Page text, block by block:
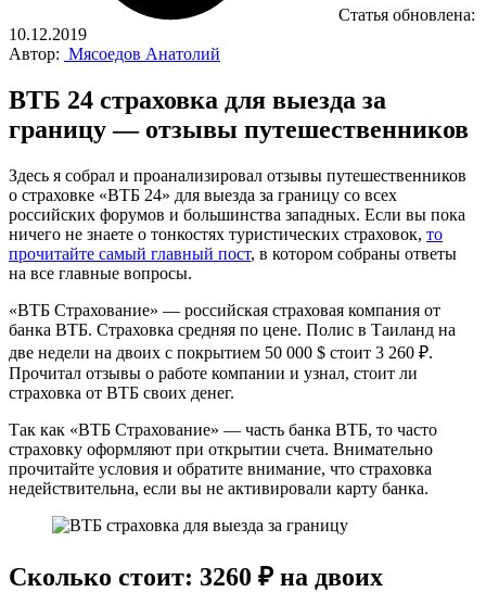
Статья обновлена:
10.12.2019
Автор: Мясоедов Анатолий
ВТБ 24 страховка для выезда за
границу — отзывы путешественников
Здесь я собрал и проанализировал отзывы путешественников
о страховке «ВТБ 24» для выезда за границу со всех
российских форумов и большинства западных. Если вы пока
ничего не знаете о тонкостях туристических страховок, то
прочитайте самый главный пост, в котором собраны ответы
на все главные вопросы.
«ВТБ Страхование» — российская страховая компания от
банка ВТБ. Страховка средняя по цене. Полис в Таиланд на
две недели на двоих с покрытием 50 000 $ стоит 3 260 ₽.
Прочитал отзывы о работе компании и узнал, стоит ли
страховка от ВТБ своих денег.
Так как «ВТБ Страхование» — часть банка ВТБ, то часто
страховку оформляют при открытии счета. Внимательно
прочитайте условия и обратите внимание, что страховка
недействительна, если вы не активировали карту банка.
Сколько стоит: 3260 ₽ на двоих